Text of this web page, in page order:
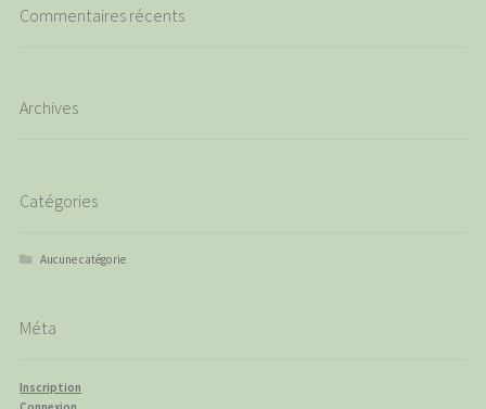
Commentaires récents
Archives
Catégories
Aucune catégorie
Méta
Inscription